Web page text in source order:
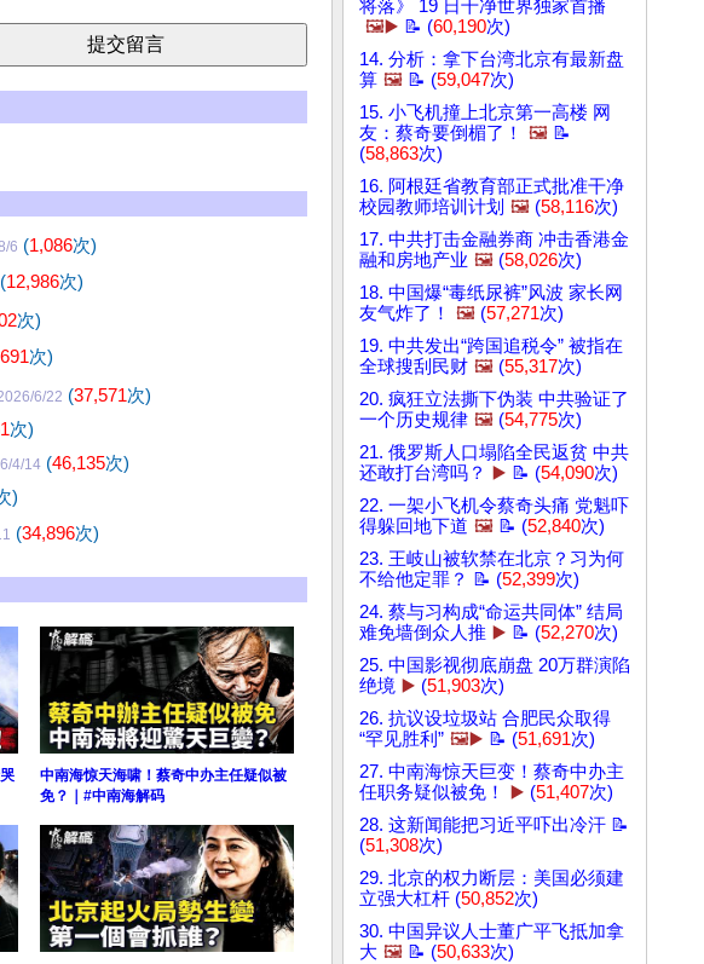
6 (1,086次)
(12,986次)
次)
次)
6/22 (37,571次)
次)
4/14 (46,135次)
)
(34,896次)
中南海惊天海啸！蔡奇中办主任疑似被
免？｜#中南海解码
将落》 19 日干净世界独家首播
🖼️▶️ 📝 (60,190次)
14. 分析：拿下台湾北京有最新盘
算 🖼️ 📝 (59,047次)
15. 小飞机撞上北京第一高楼 网
友：蔡奇要倒楣了！
🖼️ 📝
(58,863次)
16. 阿根廷省教育部正式批准干净
校园教师培训计划 🖼️ (58,116次)
17. 中共打击金融券商 冲击香港金
融和房地产业 🖼️ (58,026次)
18. 中国爆“毒纸尿裤”风波 家长网
友气炸了！
🖼️ (57,271次)
19. 中共发出“跨国追税令” 被指在
全球搜刮民财 🖼️ (55,317次)
20. 疯狂立法撕下伪装 中共验证了
一个历史规律 🖼️ (54,775次)
21. 俄罗斯人口塌陷全民返贫 中共
还敢打台湾吗？
▶️ 📝 (54,090次)
22. 一架小飞机令蔡奇头痛 党魁吓
得躲回地下道 🖼️ 📝 (52,840次)
23. 王岐山被软禁在北京？习为何
不给他定罪？ 📝 (52,399次)
24. 蔡与习构成“命运共同体” 结局
难免墙倒众人推 ▶️ 📝 (52,270次)
25. 中国影视彻底崩盘 20万群演陷
绝境 ▶️ (51,903次)
26. 抗议设垃圾站 合肥民众取得
“罕见胜利” 🖼️▶️ 📝 (51,691次)
27. 中南海惊天巨变！蔡奇中办主
任职务疑似被免！
▶️ (51,407次)
28. 这新闻能把习近平吓出冷汗 📝
(51,308次)
29. 北京的权力断层：美国必须建
立强大杠杆 (50,852次)
30. 中国异议人士董广平飞抵加拿
大 🖼️ 📝 (50,633次)